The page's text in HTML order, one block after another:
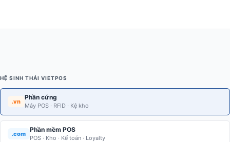
HỆ SINH THÁI VIETPOS
.vn
Phần cứng
Máy POS · RFID · Kệ kho
.com
Phần mềm POS
POS · Kho · Kế toán · Loyalty